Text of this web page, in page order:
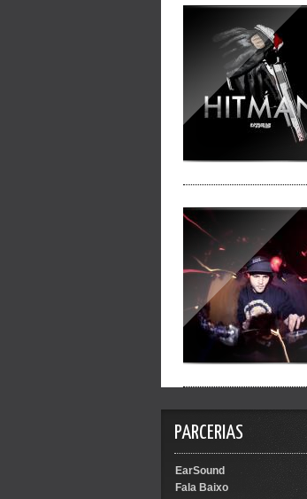
PARCERIAS
EarSound
Fala Baixo